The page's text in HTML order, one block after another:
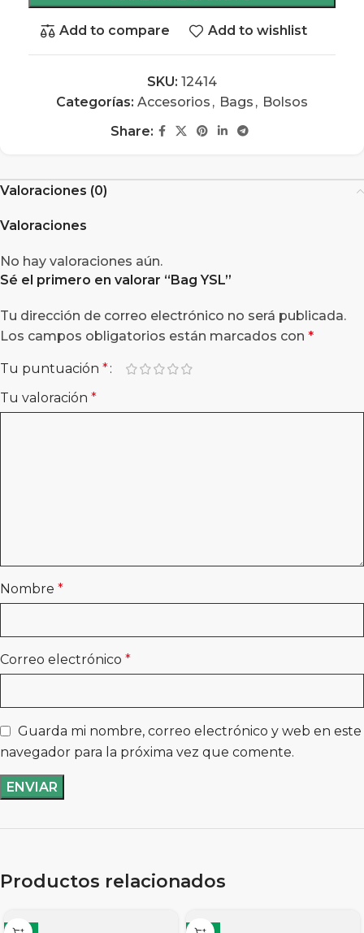
Add to compare Add to wishlist
SKU: 12414
Categorías: Accesorios , Bags , Bolsos
Share:
Valoraciones (0)
Valoraciones
No hay valoraciones aún.
Sé el primero en valorar “Bag YSL”
Tu dirección de correo electrónico no será publicada.
Los campos obligatorios están marcados con *
Tu puntuación *
Tu valoración *
Nombre *
Correo electrónico *
Guarda mi nombre, correo electrónico y web en este
navegador para la próxima vez que comente.
Productos relacionados